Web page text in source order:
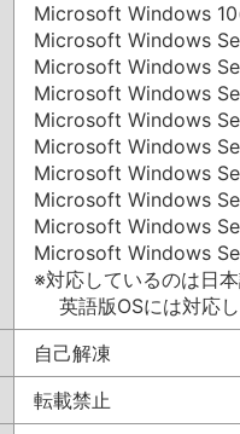
Microsoft Windows
Microsoft Windows
Microsoft Windows
Microsoft Windows
Microsoft Windows
Microsoft Windows
Microsoft Windows
Microsoft Windows
Microsoft Windows
Microsoft Windows
※対応しているのは日
英語版OSには対応
自己解凍
転載禁止